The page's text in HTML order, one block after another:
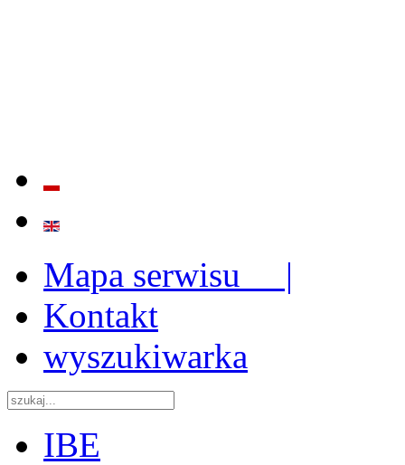
Mapa serwisu |
Kontakt
wyszukiwarka
IBE